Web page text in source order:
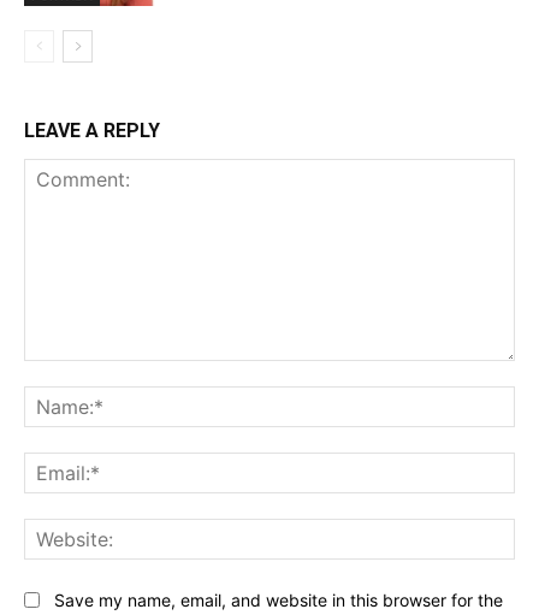
LEAVE A REPLY
Save my name, email, and website in this browser for the